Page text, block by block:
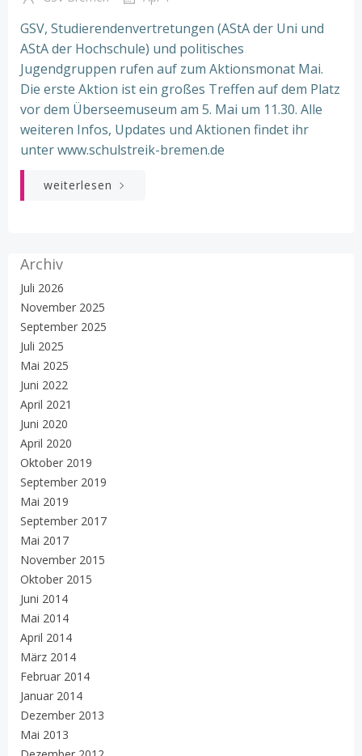
GSV, Studierendenvertretungen (AStA der Uni und
AStA der Hochschule) und politisches
Jugendgruppen rufen auf zum Aktionsmonat Mai.
Die erste Aktion ist ein großes Treffen auf dem Platz
vor dem Überseemuseum am 5. Mai um 11.30. Alle
weiteren Infos, Updates und Aktionen findet ihr
unter www.schulstreik-bremen.de
weiterlesen
Archiv
Juli 2026
November 2025
September 2025
Juli 2025
Mai 2025
Juni 2022
April 2021
Juni 2020
April 2020
Oktober 2019
September 2019
Mai 2019
September 2017
Mai 2017
November 2015
Oktober 2015
Juni 2014
Mai 2014
April 2014
März 2014
Februar 2014
Januar 2014
Dezember 2013
Mai 2013